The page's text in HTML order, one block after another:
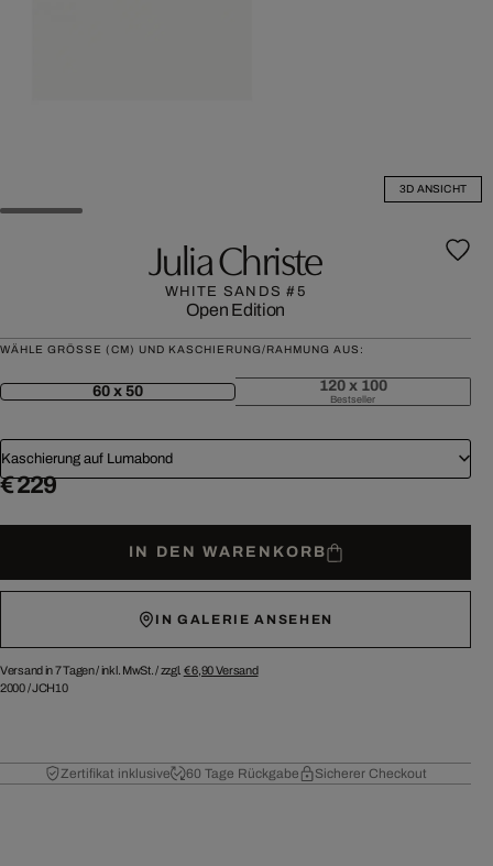
3D ANSICHT
Julia Christe
WHITE SANDS #5
Open Edition
WÄHLE GRÖSSE (CM) UND KASCHIERUNG/RAHMUNG AUS:
60 x 50 120 x 100
Bestseller
Kaschierung auf Lumabond
€ 229
IN DEN WARENKORB
IN GALERIE ANSEHEN
Versand in 7 Tagen /inkl. MwSt. / zzgl. € 6,90Versand
2000/JCH10
Zertifikat inklusive 60 Tage Rückgabe Sicherer Checkout